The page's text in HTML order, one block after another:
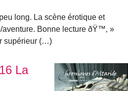
long. La scène érotique et
aventure. Bonne lecture ðŸ™‚ »
supérieur (…)
La